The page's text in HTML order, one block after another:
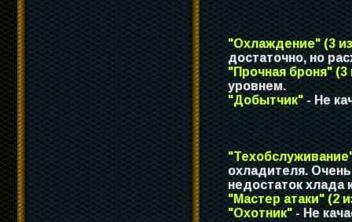
"Охлаждение" (3
достаточно, но
"Прочная броня" (3
уровнем.
"Добытчик" - Не
охладителя.
недостаток хлада
"Мастер атаки" (2
"Охотник" - Не